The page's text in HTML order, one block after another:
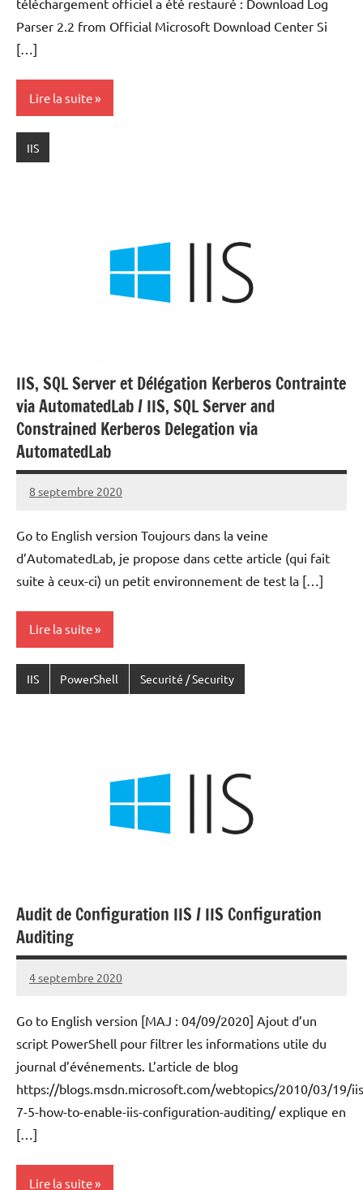
téléchargement officiel a été restauré : Download Log
Parser 2.2 from Official Microsoft Download Center Si
[…]
Lire la suite
IIS
IIS, SQL Server et Délégation Kerberos Contrainte
via AutomatedLab / IIS, SQL Server and
Constrained Kerberos Delegation via
AutomatedLab
8 septembre 2020
Laurent
ACKER
Go to English version Toujours dans la veine
d’AutomatedLab, je propose dans cette article (qui fait
suite à ceux-ci) un petit environnement de test la […]
Lire la suite
IIS PowerShell Securité / Security
Audit de Configuration IIS / IIS Configuration
Auditing
4 septembre 2020
Laurent
ACKER
Go to English version [MAJ : 04/09/2020] Ajout d’un
script PowerShell pour filtrer les informations utile du
journal d’événements. L’article de blog
https://blogs.msdn.microsoft.com/webtopics/2010/03/19/
7-5-how-to-enable-iis-configuration-auditing/ explique en
[…]
Lire la suite